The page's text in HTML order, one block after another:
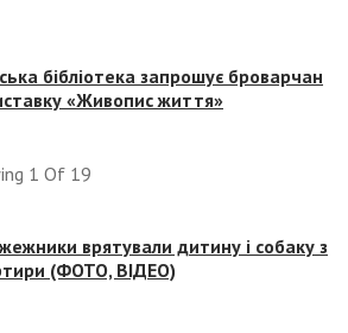
бібліотека запрошує броварчан
«Живопис життя»
1 Of 19
врятували дитину і собаку з
(ФОТО, ВІДЕО)